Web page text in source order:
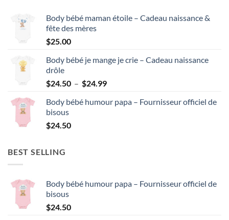
Body bébé maman étoile – Cadeau naissance &
fête des mères
$25.00
Body bébé je mange je crie – Cadeau naissance
drôle
$24.50 – $24.99Plage
prix :
Body bébé humour papa – Fournisseur officiel de
bisous
$24.50
BEST SELLING
Body bébé humour papa – Fournisseur officiel de
bisous
$24.50